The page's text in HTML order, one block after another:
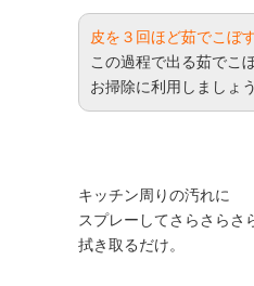
皮を３回ほど茹でこぼす
この過程で出る茹でこ
お掃除に利用しましょう
キッチン周りの汚れに
スプレーしてさらさらさ
拭き取るだけ。